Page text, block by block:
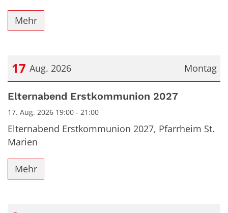
Mehr
Montag
17 Aug. 2026
Datum: 17. August 2026
Elternabend Erstkommunion 2027
17. Aug. 2026 19:00 - 21:00
Elternabend Erstkommunion 2027, Pfarrheim St.
Marien
Mehr